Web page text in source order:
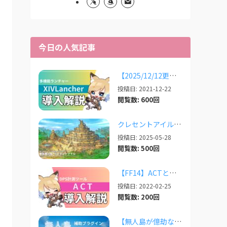
今日の人気記事
【2025/12/12更新】多機能ランチャー「XIVLauncher」の導入方法・使い方について
投稿日: 2021-12-22
閲覧数: 600回
クレセントアイルで使えるツール情報まとめ【2026/07/30更新】
投稿日: 2025-05-28
閲覧数: 500回
【FF14】ACTと必須プラグインの導入完全ガイド【2026/04更新】
投稿日: 2022-02-25
閲覧数: 200回
【無人島が億劫な人向け】無人島のレベリングと素材集め補助プラグイン「Explorer’s...